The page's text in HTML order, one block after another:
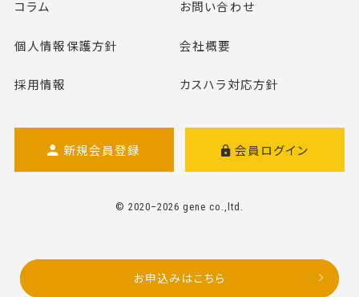
お申込みはこちら
コラム お問い合わせ
個人情報保護方針 会社概要
採用情報 カスハラ対応方針
新規会員登録 会員ログイン
© 2020–2026 gene co.,ltd.
お申込みはこちら